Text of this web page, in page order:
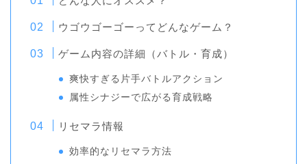
ウゴウゴーゴーってどんなゲーム？
ゲーム内容の詳細（バトル・育成）
爽快すぎる片手バトルアクション
属性シナジーで広がる育成戦略
リセマラ情報
効率的なリセマラ方法